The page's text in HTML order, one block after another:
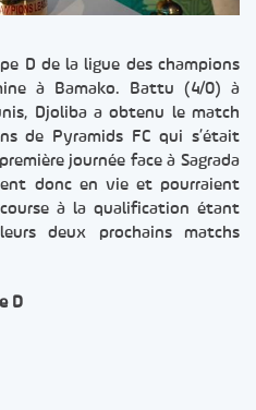
D de la ligue des champions
à Bamako. Battu (4/0) à
Djoliba a obtenu le match
de Pyramids FC qui s’était
journée face à Sagrada
donc en vie et pourraient
à la qualification étant
deux prochains matchs
D